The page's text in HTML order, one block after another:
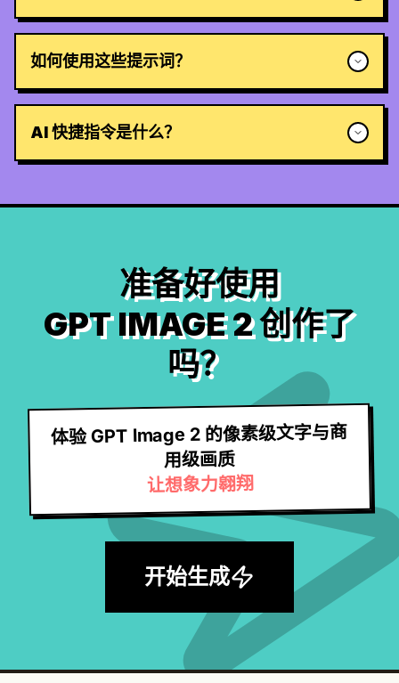
如何使用这些提示词？
AI 快捷指令是什么？
准备好使用
GPT IMAGE 2 创作了
吗？
体验 GPT Image 2 的像素级文字与商
用级画质
让想象力翱翔
开始生成